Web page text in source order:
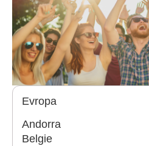
Evropa
Andorra
Belgie